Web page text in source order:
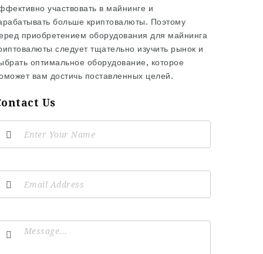
участвовать в майнинге и
больше криптовалюты. Поэтому
приобретением оборудования для майнинга
следует тщательно изучить рынок и
оптимальное оборудование, которое
вам достичь поставленных целей.
Us